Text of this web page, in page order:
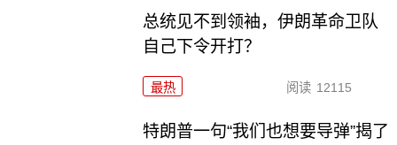
总统见不到领袖，伊朗革命卫队
自己下令开打？
最热 阅读 12115
特朗普一句“我们也想要导弹”揭了